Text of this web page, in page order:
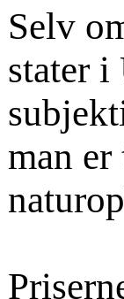
Selv
stater i
man